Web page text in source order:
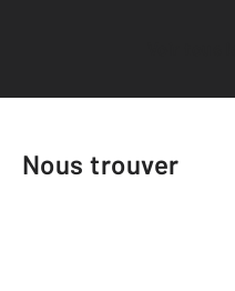
Voir
Nous trouver